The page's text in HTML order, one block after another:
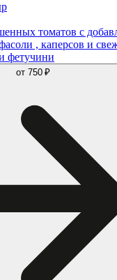
томатов с
, каперсов и
фетучини
от 750 ₽